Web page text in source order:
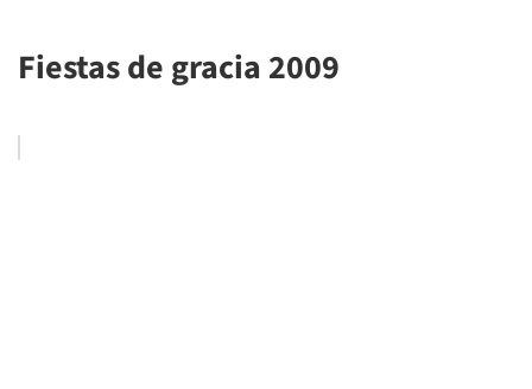
Fiestas de gracia 2009